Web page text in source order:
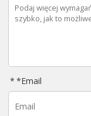
*Email